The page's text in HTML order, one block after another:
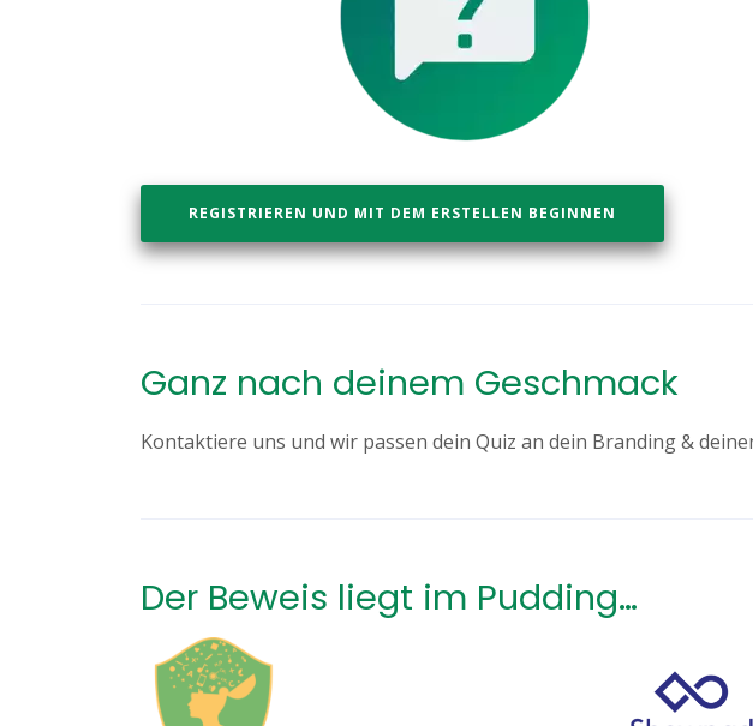
REGISTRIEREN UND MIT DEM ERSTELLEN BEGINNEN
Ganz nach deinem Geschmack
Kontaktiere uns und wir passen dein Quiz an dein Branding &
Der Beweis liegt im Pudding…